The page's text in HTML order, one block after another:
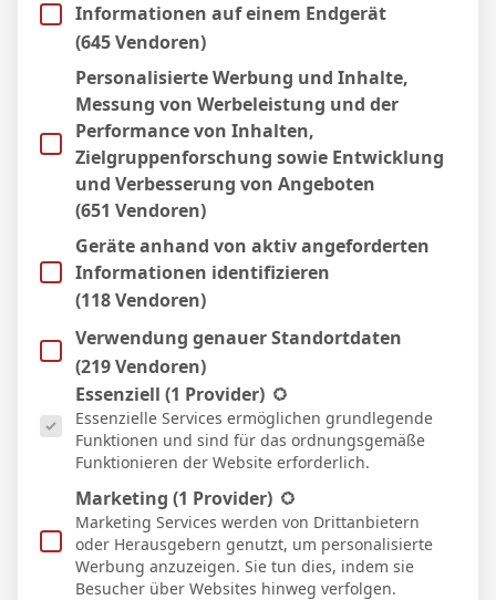
2 Dez. 2025
Auswärts
N
6:1
29 Okt. 2025
Auswärts
S
0:1
90`
17 Aug. 2025
Auswärts 0:7
FacebookTwitter Pinterest LinkedIn Tumblr
PREVIOUS ARTICLE
N. Aseko-Nkili S. Sahin
Micha Sassie
Website
Informationen auf einem Endgerät
(645 Vendoren)
Personalisierte Werbung und Inhalte,
Messung von Werbeleistung und der
Performance von Inhalten,
Zielgruppenforschung sowie Entwicklung
und Verbesserung von Angeboten
(651 Vendoren)
Geräte anhand von aktiv angeforderten
Informationen identifizieren
(118 Vendoren)
Verwendung genauer Standortdaten
(219 Vendoren)
Es folgt eine Liste der Service-Gruppen, für die eine
Essenziell (1 Provider)
Essenzielle Services ermöglichen grundlegende
Funktionen und sind für das ordnungsgemäße
Funktionieren der Website erforderlich.
Marketing (1 Provider)
Marketing Services werden von Drittanbietern
oder Herausgebern genutzt, um personalisierte
Werbung anzuzeigen. Sie tun dies, indem sie
Besucher über Websites hinweg verfolgen.